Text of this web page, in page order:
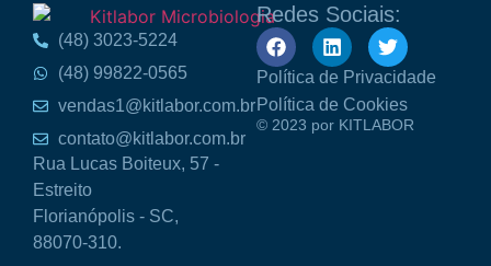
(48) 3023-5224
(48) 99822-0565
vendas1@kitlabor.com.br
contato@kitlabor.com.br
Rua Lucas Boiteux, 57 -
Estreito
Florianópolis - SC,
88070-310.
Redes Sociais:
Política de Privacidade
Política de Cookies
© 2023 por KITLABOR